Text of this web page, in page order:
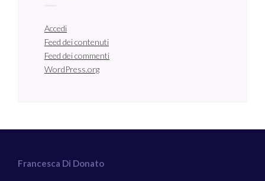
Accedi
Feed dei contenuti
Feed dei commenti
WordPress.org
Francesca Di Donato